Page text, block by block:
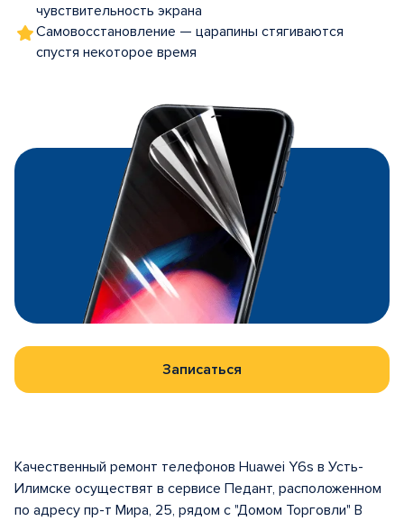
чувствительность экрана
Самовосстановление — царапины стягиваются
спустя некоторое время
Записаться
Качественный ремонт телефонов Huawei Y6s в Усть-
Илимске осуществят в сервисе Педант, расположенном
по адресу пр-т Мира, 25, рядом с "Домом Торговли" В